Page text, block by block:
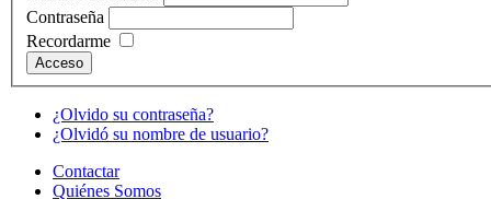
Contraseña
Recordarme
¿Olvido su contraseña?
¿Olvidó su nombre de usuario?
Contactar
Quiénes Somos